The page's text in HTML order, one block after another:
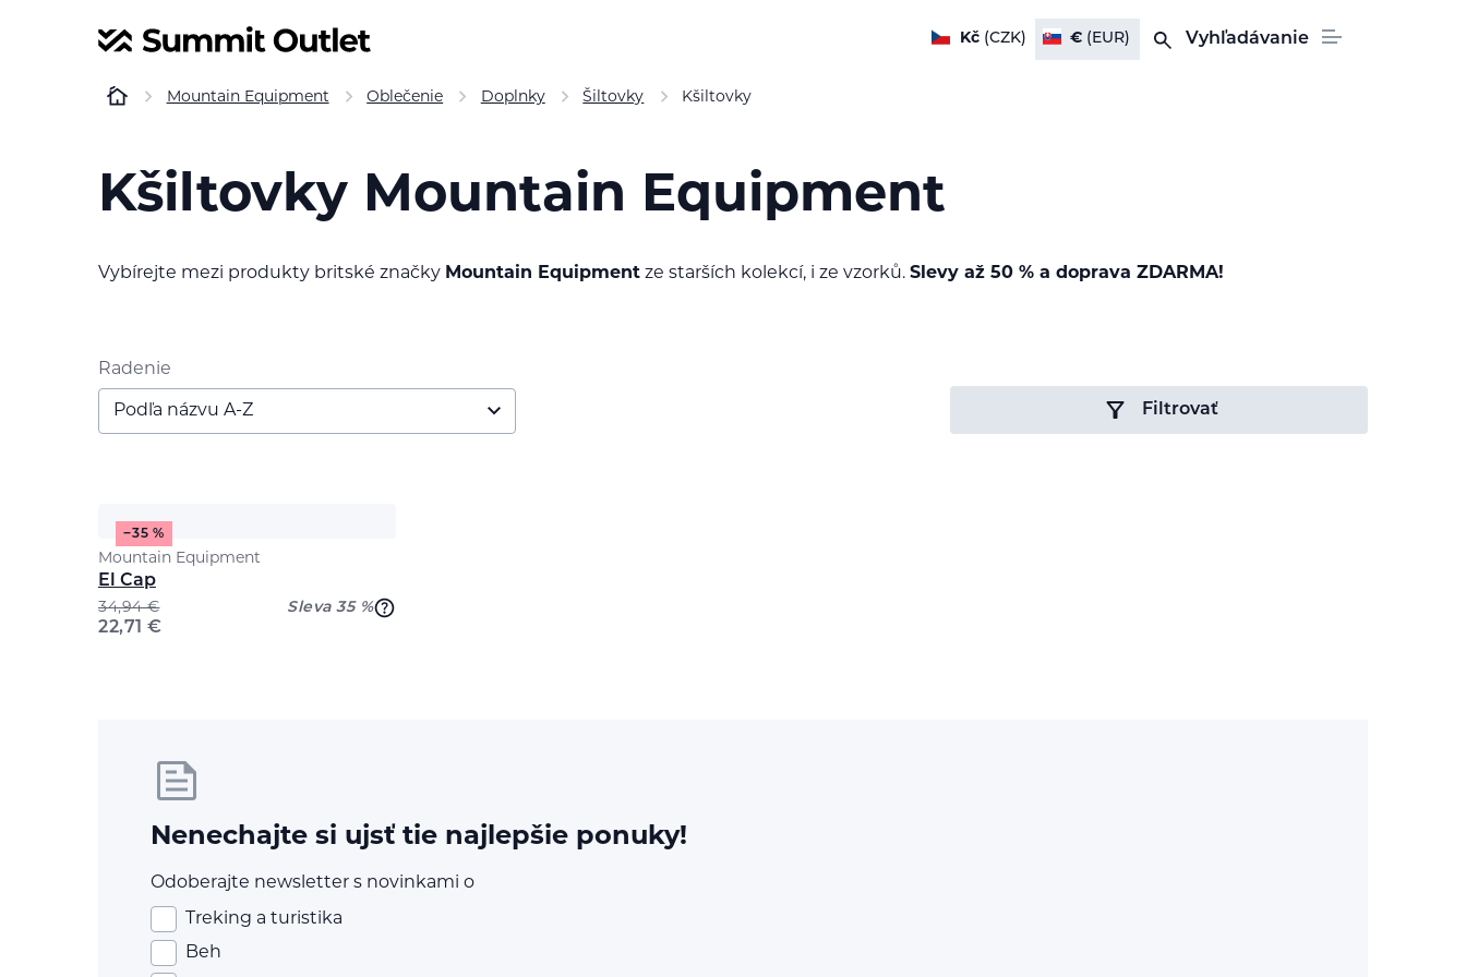
Kč(CZK) € (EUR) Vyhľadávanie
Mountain Equipment Oblečenie Doplnky Šiltovky Kšiltovky
Kšiltovky Mountain Equipment
Vybírejte mezi produkty britské značky Mountain Equipment ze starších kolekcí, i ze vzorků. Slevy až 50 % a doprava ZDARMA!
Radenie
Podľa názvu A-Z Filtrovať
−35 %
Mountain Equipment
El Cap
34,94€ Sleva 35 %
22,71 €
Nenechajte si ujsť tie najlepšie ponuky!
Odoberajte newsletter s novinkami o
Treking a turistika
Beh